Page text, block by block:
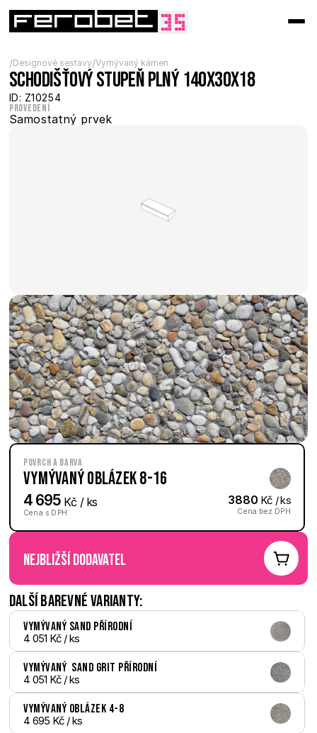
/Designové sestavy/Vymývaný kámen
Schodišťový stupeň plný 140x30x18
ID: Z10254
Provedení
Samostatný prvek
Povrch a barva
Vymývaný Oblázek 8-16
4 695 Kč / ks
Cena s DPH
3880 Kč / ks
Cena bez DPH
nejbližší dodavatel
Další barevné varianty:
Vymývaný Sand přírodní
4 051 Kč / ks
Vymývaný  Sand Grit přírodní
4 051 Kč / ks
Vymývaný Oblázek 4-8
4 695 Kč / ks